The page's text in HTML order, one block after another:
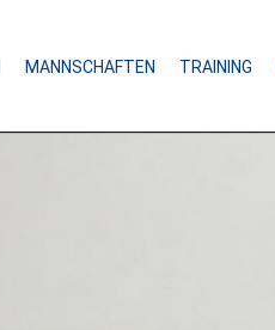
MANNSCHAFTEN TRAINING